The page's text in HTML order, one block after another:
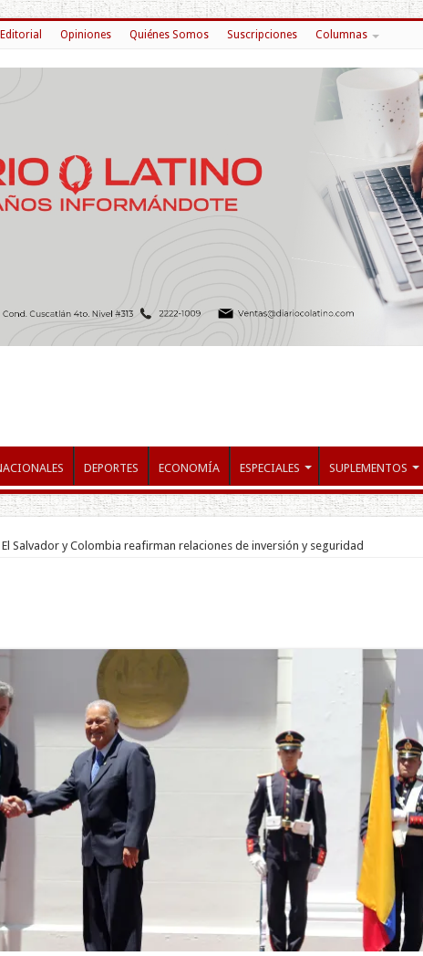
Opiniones Quiénes Somos Suscripciones Columnas
DEPORTES ECONOMÍA ESPECIALES SUPLEMENTOS
El Salvador y Colombia reafirman relaciones de inversión y seguridad